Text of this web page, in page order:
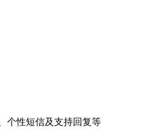
个性短信及支持回复等